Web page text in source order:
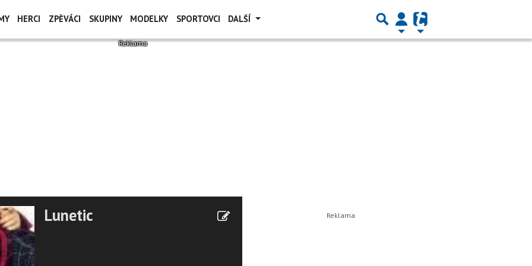
HERCI ZPĚVÁCI SKUPINY MODELKY SPORTOVCI DALŠÍ
Lunetic